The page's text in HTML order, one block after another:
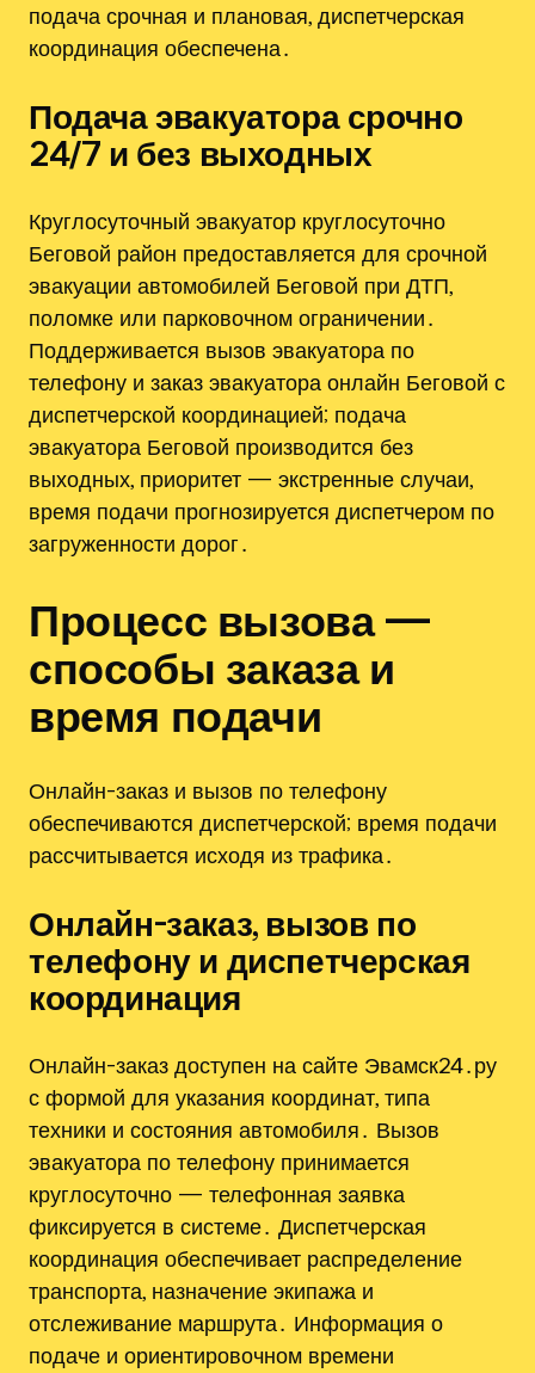
подача срочная и плановая, диспетчерская
координация обеспечена․
Подача эвакуатора срочно
24/7 и без выходных
Круглосуточный эвакуатор круглосуточно
Беговой район предоставляется для срочной
эвакуации автомобилей Беговой при ДТП,
поломке или парковочном ограничении․
Поддерживается вызов эвакуатора по
телефону и заказ эвакуатора онлайн Беговой с
диспетчерской координацией; подача
эвакуатора Беговой производится без
выходных, приоритет — экстренные случаи,
время подачи прогнозируется диспетчером по
загруженности дорог․
Процесс вызова —
способы заказа и
время подачи
Онлайн-заказ и вызов по телефону
обеспечиваются диспетчерской; время подачи
рассчитывается исходя из трафика․
Онлайн-заказ, вызов по
телефону и диспетчерская
координация
Онлайн-заказ доступен на сайте Эвамск24․ру
с формой для указания координат, типа
техники и состояния автомобиля․ Вызов
эвакуатора по телефону принимается
круглосуточно — телефонная заявка
фиксируется в системе․ Диспетчерская
координация обеспечивает распределение
транспорта, назначение экипажа и
отслеживание маршрута․ Информация о
подаче и ориентировочном времени